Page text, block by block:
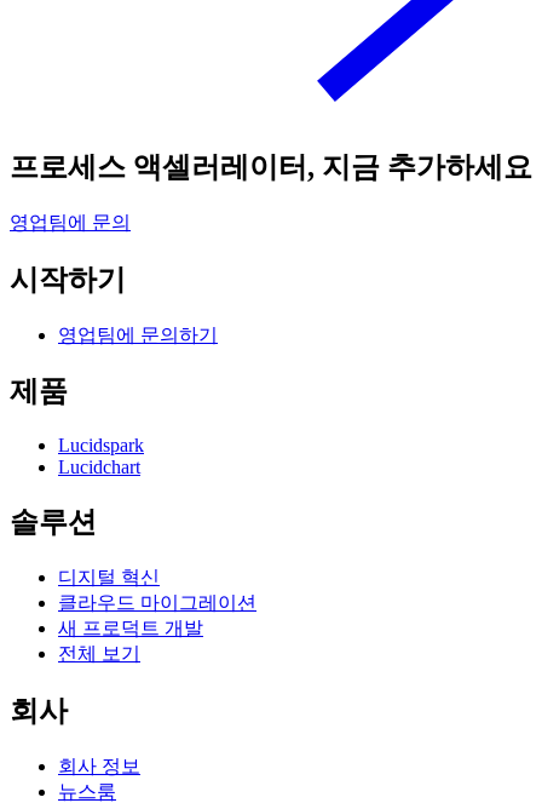
프로세스 액셀러레이터, 지금 추가하세요
영업팀에 문의
시작하기
영업팀에 문의하기
제품
Lucidspark
Lucidchart
솔루션
디지털 혁신
클라우드 마이그레이션
새 프로덕트 개발
전체 보기
회사
회사 정보
뉴스룸